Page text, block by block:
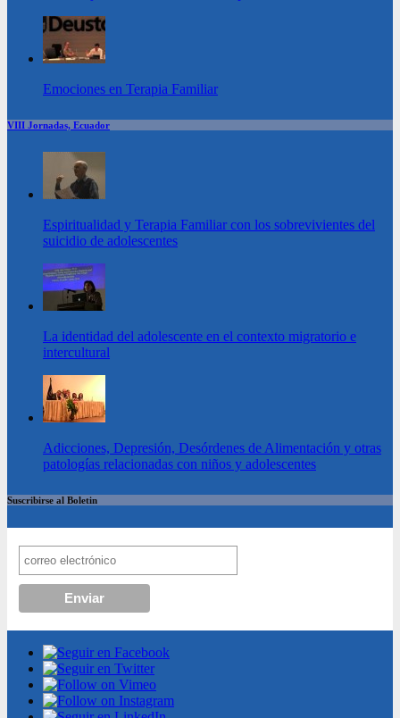
Emociones en Terapia Familiar
VIII Jornadas, Ecuador
Espiritualidad y Terapia Familiar con los sobrevivientes del
suicidio de adolescentes
La identidad del adolescente en el contexto migratorio e
intercultural
Adicciones, Depresión, Desórdenes de Alimentación y otras
patologías relacionadas con niños y adolescentes
Suscribirse al Boletin